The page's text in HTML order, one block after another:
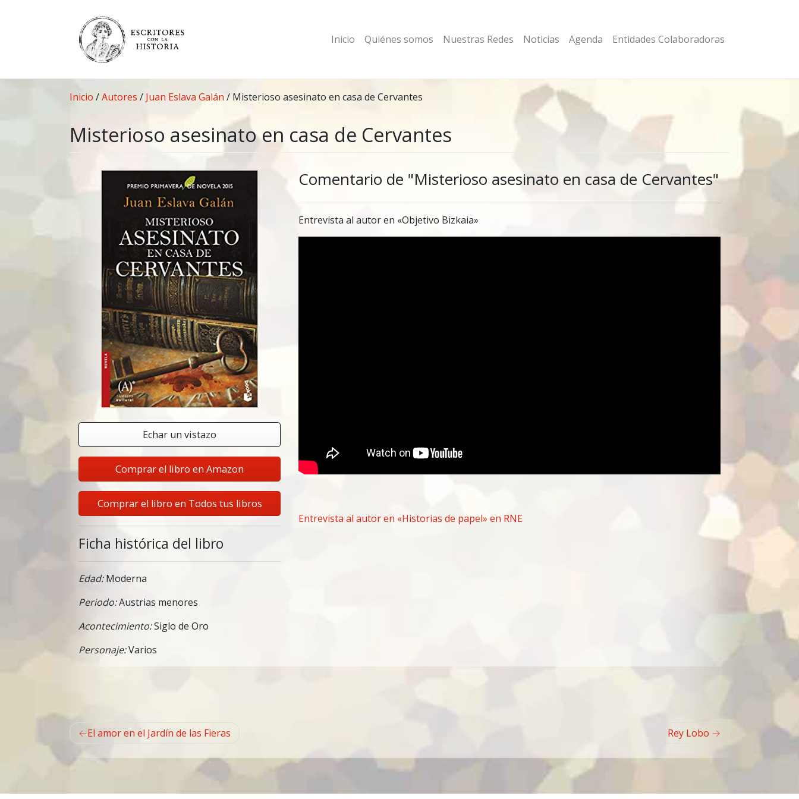
Inicio Quiénes somos Nuestras Redes Noticias Agenda Entidades Colaboradoras
Inicio /Autores / Juan Eslava Galán / Misterioso asesinato en casa de Cervantes
Misterioso asesinato en casa de Cervantes
Echar un vistazo
Comprar el libro en Amazon
Comprar el libro en Todos tus libros
Ficha histórica del libro
Edad:Moderna
Periodo:Austrias menores
Acontecimiento:Siglo de Oro
Personaje:Varios
Comentario de "Misterioso asesinato en casa de Cervantes"
Entrevista al autor en «Objetivo Bizkaia»
Entrevista al autor en «Historias de papel» en RNE
Navegación
de
entradas
El amor en el Jardín de las Fieras Rey Lobo